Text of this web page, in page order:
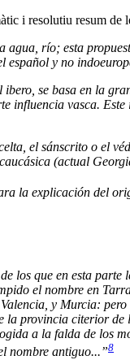
i resolutiu resum de
río; esta
y no
se basa en la
vasca.
el sánscrito o el
(actual
la explicación del
que en esta
el nombre en
y Murcia:
provincia citerior
a la falda de los
nombre antiguo...”8